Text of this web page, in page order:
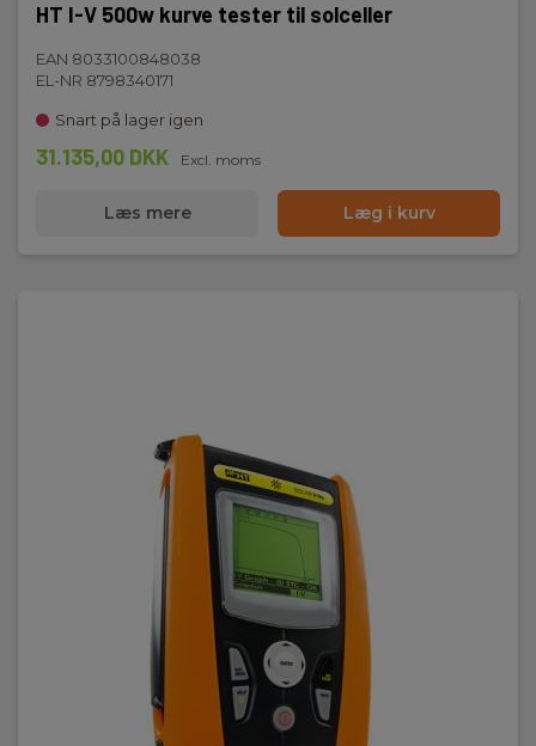
HT I-V 500w kurve tester til solceller
EAN 8033100848038
EL-NR 8798340171
Snart på lager igen
31.135,00 DKK Excl. moms
Læs mere Læg i kurv